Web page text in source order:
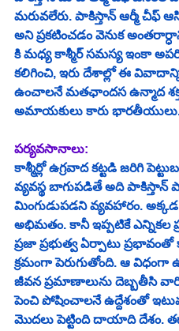
మరువలేరు. పాకిస్తాన్ ఆర్మీ
అని ప్రకటించడం వెనుక
కి మధ్య కాశ్మీర్ సమస్య ఇంకా
కలిగించి, ఇరు దేశాల్లో ఈ
ఉంచాలనే మతఛాందస ఉన్మాద
అమాయకులు కారు
పర్యవసానాలు:
కాశ్మీర్లో ఉగ్రవాద కట్టడి జరిగి
వ్యవస్థ బాగుపడితే అది పాకిస్తాన్
మింగుడుపడని వ్యవహారం. అక్కడ
అభిమతం. కానీ ఇప్పటికే ఎన్నికల
ప్రజా ప్రభుత్వ ఏర్పాటు
క్రమంగా పెరుగుతోంది. ఆ విధంగా
జీవన ప్రమాణాలును దెబ్బతీసి
పెంచి పోషించాలనే ఉద్దేశంతో
మొదలు పెట్టింది దాయాది దేశం.